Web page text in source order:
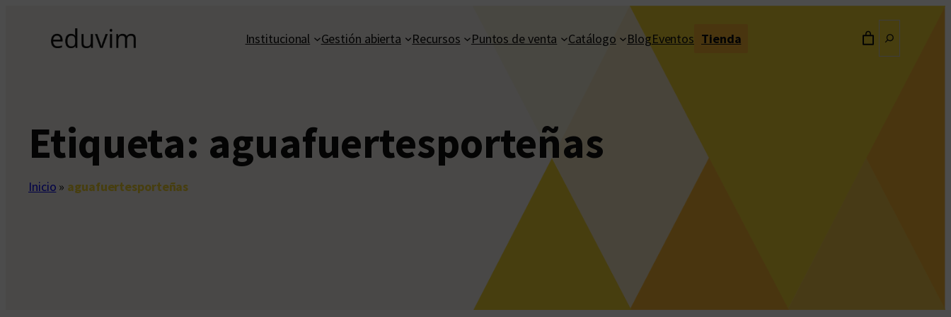
contenido
Institucional Gestión abierta Recursos Puntos de venta Catálogo BlogEventos Tienda
Etiqueta: aguafuertesporteñas
Inicio » aguafuertesporteñas